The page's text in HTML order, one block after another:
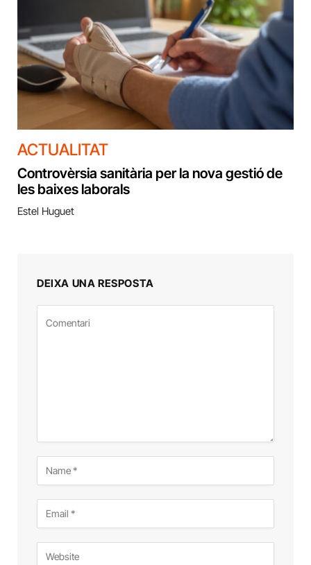
ACTUALITAT
Controvèrsia sanitària per la nova gestió de
les baixes laborals
Estel Huguet
DEIXA UNA RESPOSTA